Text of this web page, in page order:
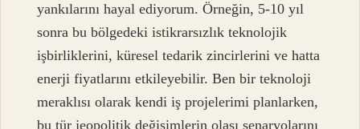
yankılarını hayal ediyorum. Örneğin, 5-10 yıl
sonra bu bölgedeki istikrarsızlık teknolojik
işbirliklerini, küresel tedarik zincirlerini ve hatta
enerji fiyatlarını etkileyebilir. Ben bir teknoloji
meraklısı olarak kendi iş projelerimi planlarken,
bu tür jeopolitik değişimlerin olası senaryolarını